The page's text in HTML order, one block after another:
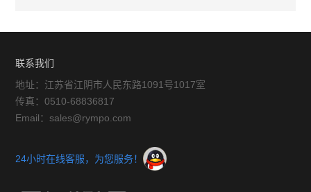
联系我们
地址：江苏省江阴市人民东路1091号1017室
传真：0510-68836817
Email：sales@rympo.com
24小时在线客服，为您服务！